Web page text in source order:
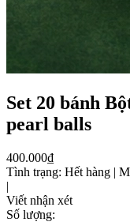
Set 20 bánh
pearl balls
400.000₫
Tình trạng: Hết hàng |
|
Viết nhận xét
Số lượng: